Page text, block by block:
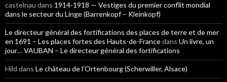
castelnau dans 1914-1918 — Vestiges du premier conflit mondial
dans le secteur du Linge (Barrenkopf – Kleinkopf)
Le directeur général des fortifications des places de terre et de mer
en 1691 – Les places fortes des Hauts-de-Francedans Un livre, un
jour… VAUBAN – Le directeur général des fortifications
Hild dans Le château de l’Ortenbourg (Scherwiller, Alsace)